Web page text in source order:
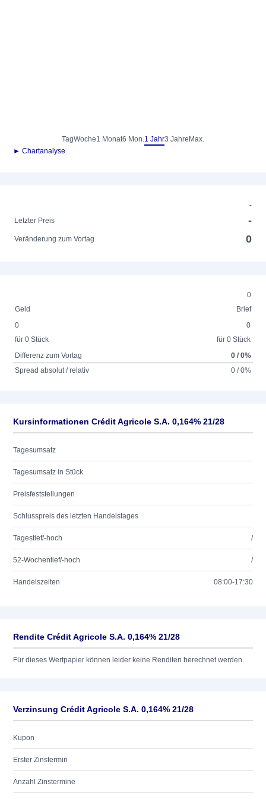
TagWoche1 Monat6 Mon.1 Jahr3 Jahre Max.
► Chartanalyse
-
Letzter Preis
-
Veränderung zum Vortag 0
0
Geld
Brief
0
für 0 Stück
0
für 0 Stück
Differenz zum Vortag
0 / 0%
Spread absolut / relativ
0 / 0%
Kursinformationen Crédit Agricole S.A. 0,164% 21/28
Tagesumsatz
Tagesumsatz in Stück
Preisfeststellungen
Schlusspreis des letzten Handelstages
Tagestief/-hoch /
52-Wochentief/-hoch /
Handelszeiten 08:00-17:30
Rendite Crédit Agricole S.A. 0,164% 21/28
Für dieses Wertpapier können leider keine Renditen berechnet werden.
Verzinsung Crédit Agricole S.A. 0,164% 21/28
Kupon
Erster Zinstermin
Anzahl Zinstermine